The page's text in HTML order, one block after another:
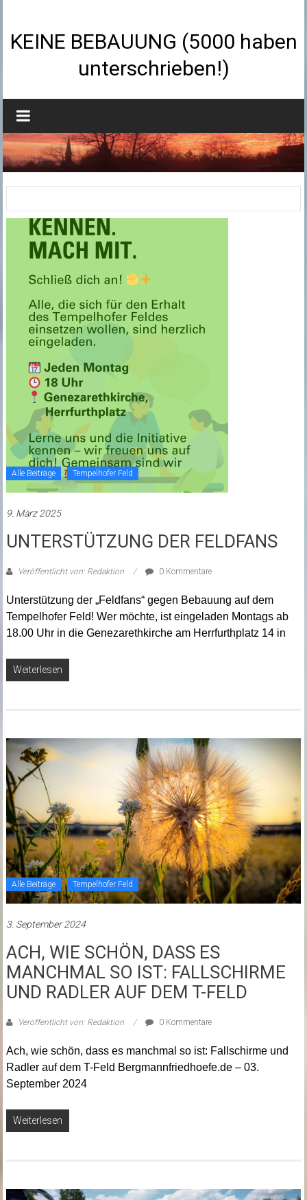
springen
KEINE BEBAUUNG (5000 haben
unterschrieben!)
Alle Beiträge Tempelhofer Feld
9. März 2025
UNTERSTÜTZUNG DER FELDFANS
Veröffentlicht von: Redaktion 0 Kommentare
Unterstützung der „Feldfans“ gegen Bebauung auf dem
Tempelhofer Feld! Wer möchte, ist eingeladen Montags ab
18.00 Uhr in die Genezarethkirche am Herrfurthplatz 14 in
Weiterlesen
Alle Beiträge Tempelhofer Feld
3. September 2024
ACH, WIE SCHÖN, DASS ES
MANCHMAL SO IST: FALLSCHIRME
UND RADLER AUF DEM T-FELD
Veröffentlicht von: Redaktion 0 Kommentare
Ach, wie schön, dass es manchmal so ist: Fallschirme und
Radler auf dem T-Feld Bergmannfriedhoefe.de – 03.
September 2024
Weiterlesen